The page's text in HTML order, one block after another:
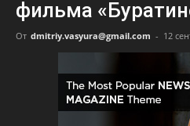
фильма
От dmitriy.vasyura@gmail.com - 12